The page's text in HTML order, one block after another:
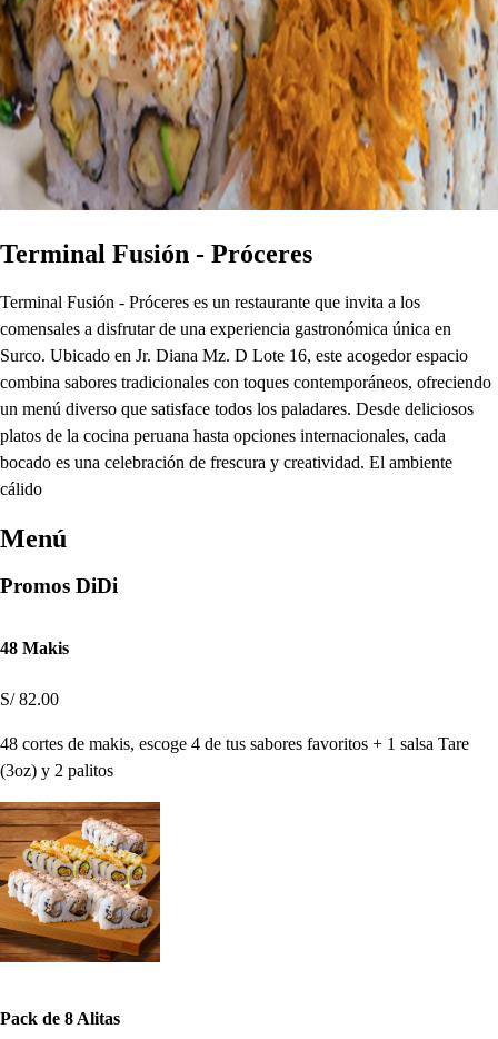
Terminal Fusión - Próceres
Terminal Fusión - Próceres es un restaurante que invita a los
comensales a disfrutar de una experiencia gastronómica única en
Surco. Ubicado en Jr. Diana Mz. D Lote 16, este acogedor espacio
combina sabores tradicionales con toques contemporáneos, ofreciendo
un menú diverso que satisface todos los paladares. Desde deliciosos
platos de la cocina peruana hasta opciones internacionales, cada
bocado es una celebración de frescura y creatividad. El ambiente
cálido
Menú
Promos DiDi
48 Makis
S/ 82.00
48 cortes de makis, escoge 4 de tus sabores favoritos + 1 salsa Tare
(3oz) y 2 palitos
Pack de 8 Alitas